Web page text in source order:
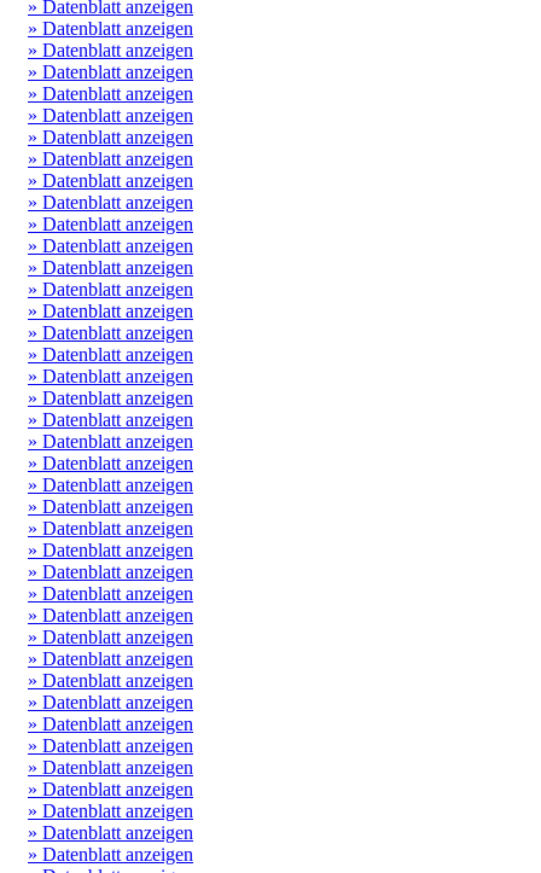
» Datenblatt anzeigen
» Datenblatt anzeigen
» Datenblatt anzeigen
» Datenblatt anzeigen
» Datenblatt anzeigen
» Datenblatt anzeigen
» Datenblatt anzeigen
» Datenblatt anzeigen
» Datenblatt anzeigen
» Datenblatt anzeigen
» Datenblatt anzeigen
» Datenblatt anzeigen
» Datenblatt anzeigen
» Datenblatt anzeigen
» Datenblatt anzeigen
» Datenblatt anzeigen
» Datenblatt anzeigen
» Datenblatt anzeigen
» Datenblatt anzeigen
» Datenblatt anzeigen
» Datenblatt anzeigen
» Datenblatt anzeigen
» Datenblatt anzeigen
» Datenblatt anzeigen
» Datenblatt anzeigen
» Datenblatt anzeigen
» Datenblatt anzeigen
» Datenblatt anzeigen
» Datenblatt anzeigen
» Datenblatt anzeigen
» Datenblatt anzeigen
» Datenblatt anzeigen
» Datenblatt anzeigen
» Datenblatt anzeigen
» Datenblatt anzeigen
» Datenblatt anzeigen
» Datenblatt anzeigen
» Datenblatt anzeigen
» Datenblatt anzeigen
» Datenblatt anzeigen